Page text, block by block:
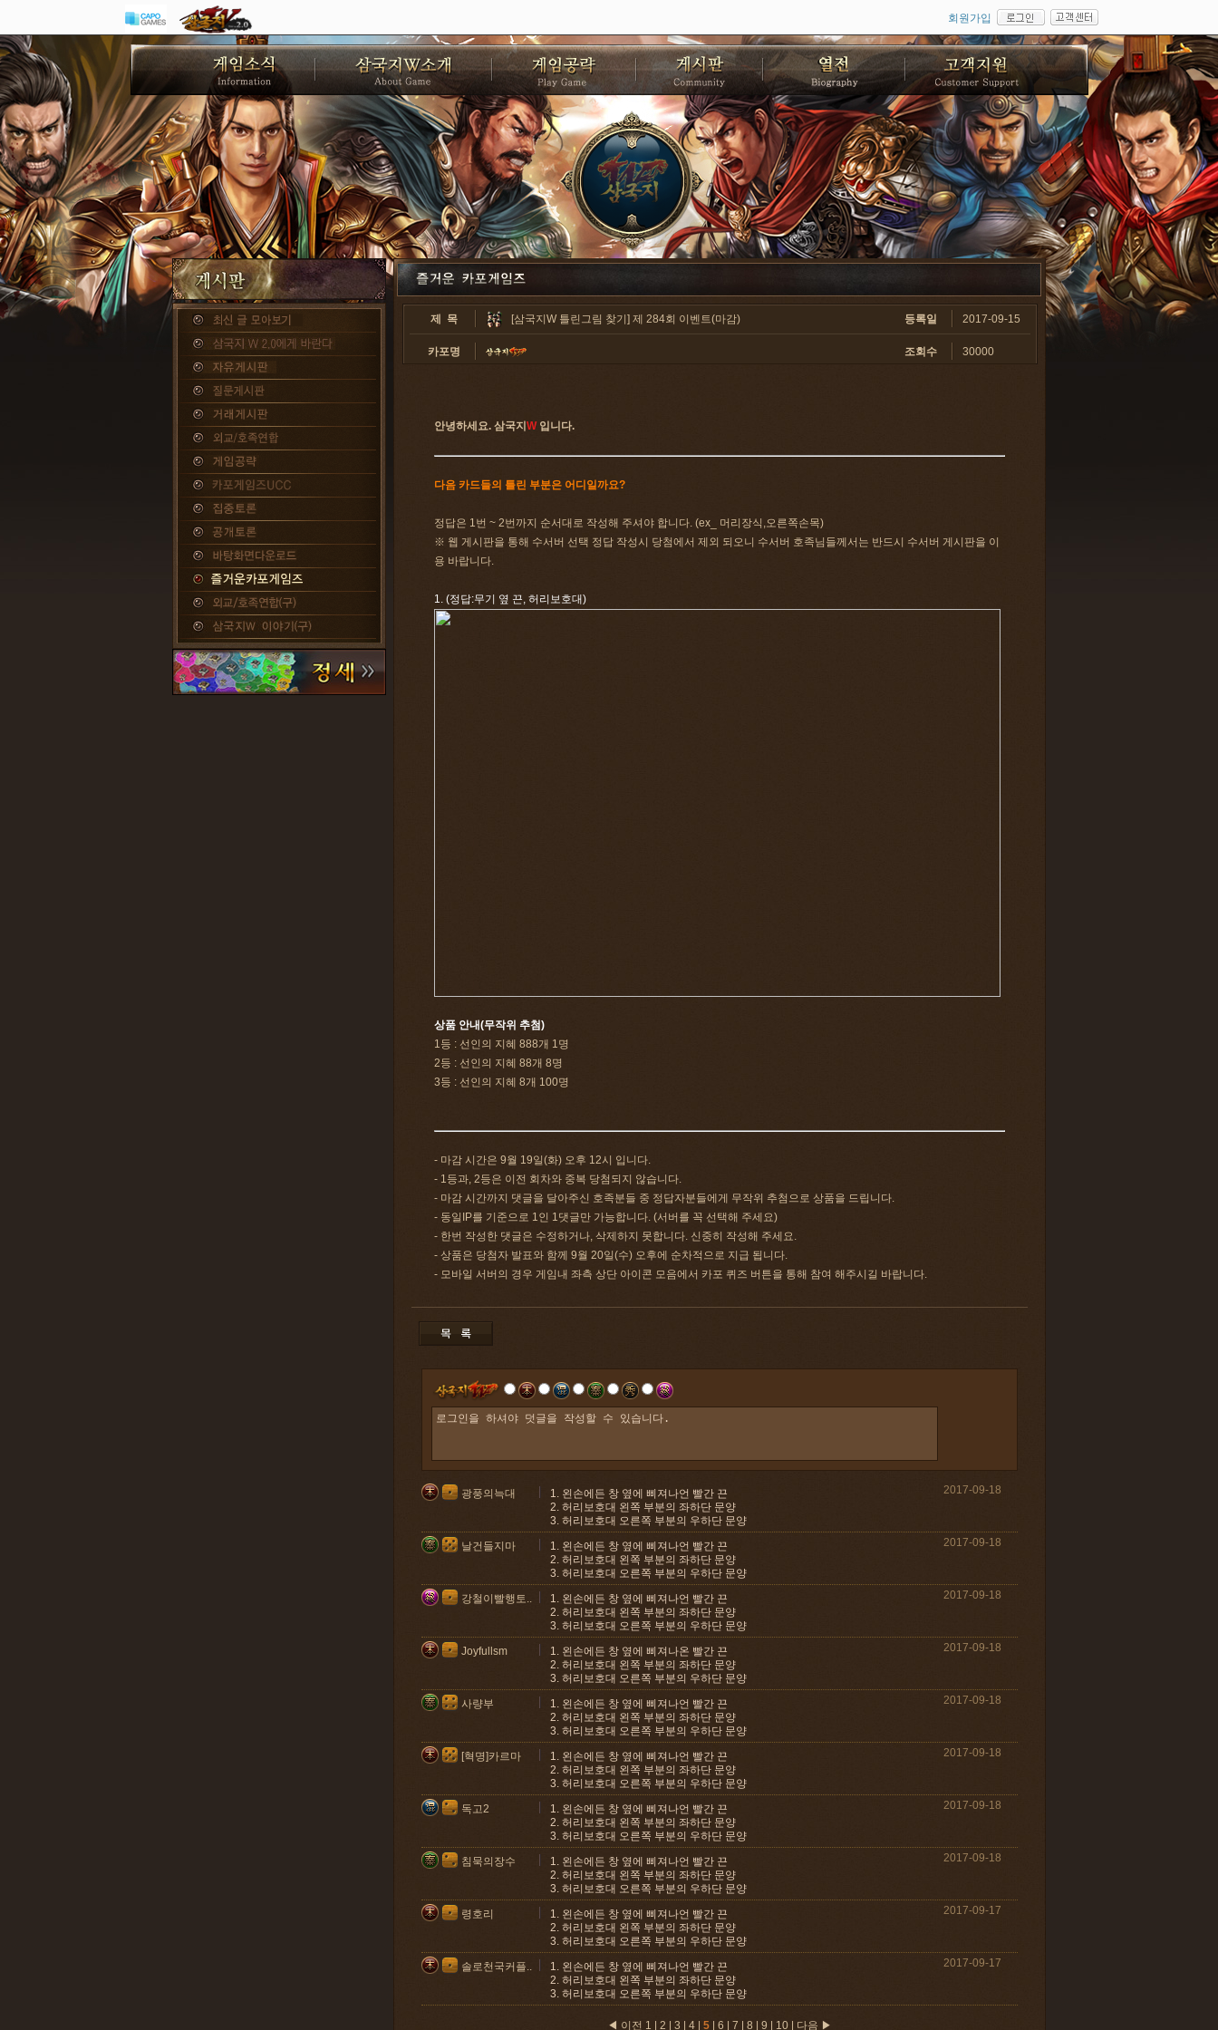
회원가입
제 목 [삼국지W 틀린그림 찾기] 제 284회 이벤트(마감) 등록일 2017-09-15
카포명 조회수 30000
안녕하세요. 삼국지 W입니다.
다음 카드들의 틀린 부분은 어디일까요?
정답은 1번 ~ 2번까지 순서대로 작성해 주셔야 합니다. (ex_ 머리장식,오른쪽손목)
※ 웹 게시판을 통해 수서버 선택 정답 작성시 당첨에서 제외 되오니 수서버 호족님들께서는 반드시 수서버 게시판을 이
용 바랍니다.
1. (정답:무기 옆 끈, 허리보호대)
상품 안내(무작위 추첨)
1등 : 선인의 지혜 888개 1명
2등 : 선인의 지혜 88개 8명
3등 : 선인의 지혜 8개 100명
- 마감 시간은 9월 19일(화) 오후 12시 입니다.
- 1등과, 2등은 이전 회차와 중복 당첨되지 않습니다.
- 마감 시간까지 댓글을 달아주신 호족분들 중 정답자분들에게 무작위 추첨으로 상품을 드립니다.
- 동일IP를 기준으로 1인 1댓글만 가능합니다. (서버를 꼭 선택해 주세요)
- 한번 작성한 댓글은 수정하거나, 삭제하지 못합니다. 신중히 작성해 주세요.
- 상품은 당첨자 발표와 함께 9월 20일(수) 오후에 순차적으로 지급 됩니다.
- 모바일 서버의 경우 게임내 좌측 상단 아이콘 모음에서 카포 퀴즈 버튼을 통해 참여 해주시길 바랍니다.
광풍의늑대
1. 왼손에든 창 옆에 삐져나언 빨간 끈
2. 허리보호대 왼쪽 부분의 좌하단 문양
3. 허리보호대 오른쪽 부분의 우하단 문양
2017-09-18
날건들지마
1. 왼손에든 창 옆에 삐져나언 빨간 끈
2. 허리보호대 왼쪽 부분의 좌하단 문양
3. 허리보호대 오른쪽 부분의 우하단 문양
2017-09-18
강철이빨행토..
1. 왼손에든 창 옆에 삐져나언 빨간 끈
2. 허리보호대 왼쪽 부분의 좌하단 문양
3. 허리보호대 오른쪽 부분의 우하단 문양
2017-09-18
Joyfullsm
1. 왼손에든 창 옆에 삐져나온 빨간 끈
2. 허리보호대 왼쪽 부분의 좌하단 문양
3. 허리보호대 오른쪽 부분의 우하단 문양
2017-09-18
사량부
1. 왼손에든 창 옆에 삐져나언 빨간 끈
2. 허리보호대 왼쪽 부분의 좌하단 문양
3. 허리보호대 오른쪽 부분의 우하단 문양
2017-09-18
[혁명]카르마
1. 왼손에든 창 옆에 삐져나언 빨간 끈
2. 허리보호대 왼쪽 부분의 좌하단 문양
3. 허리보호대 오른쪽 부분의 우하단 문양
2017-09-18
독고2
1. 왼손에든 창 옆에 삐져나언 빨간 끈
2. 허리보호대 왼쪽 부분의 좌하단 문양
3. 허리보호대 오른쪽 부분의 우하단 문양
2017-09-18
침묵의장수
1. 왼손에든 창 옆에 삐져나언 빨간 끈
2. 허리보호대 왼쪽 부분의 좌하단 문양
3. 허리보호대 오른쪽 부분의 우하단 문양
2017-09-18
령호리
1. 왼손에든 창 옆에 삐져나언 빨간 끈
2. 허리보호대 왼쪽 부분의 좌하단 문양
3. 허리보호대 오른쪽 부분의 우하단 문양
2017-09-17
솔로천국커플..
1. 왼손에든 창 옆에 삐져나언 빨간 끈
2. 허리보호대 왼쪽 부분의 좌하단 문양
3. 허리보호대 오른쪽 부분의 우하단 문양
2017-09-17
◀ 이전 1 2 3 4 5 6 7 8 9 10 다음 ▶